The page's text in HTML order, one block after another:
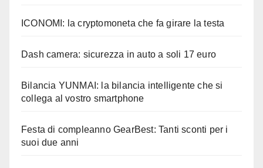
ICONOMI: la cryptomoneta che fa girare la testa
Dash camera: sicurezza in auto a soli 17 euro
Bilancia YUNMAI: la bilancia intelligente che si
collega al vostro smartphone
Festa di compleanno GearBest: Tanti sconti per i
suoi due anni